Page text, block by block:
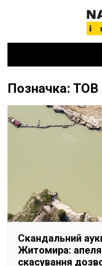
Позначка: ТОВ
Скандальний
Житомира:
скасування